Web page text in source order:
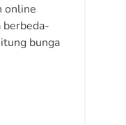
online
berbeda-
bunga